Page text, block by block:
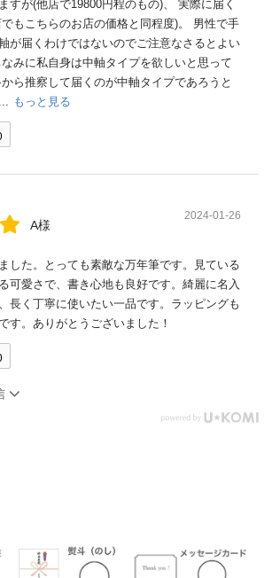
すが(他店で19800円程のもの)、 実際に届く
もこちらのお店の価格と同程度)。 男性で手
が届くわけではないのでご注意なさるとよい
みに私自身は中軸タイプを欲しいと思って
ら推察して届くのが中軸タイプであろうと
もっと見る
A様
2024-01-26
した。とっても素敵な万年筆です。見ている
可愛さで、書き心地も良好です。綺麗に名入
長く丁寧に使いたい一品です。ラッピングも
す。ありがとうございました！